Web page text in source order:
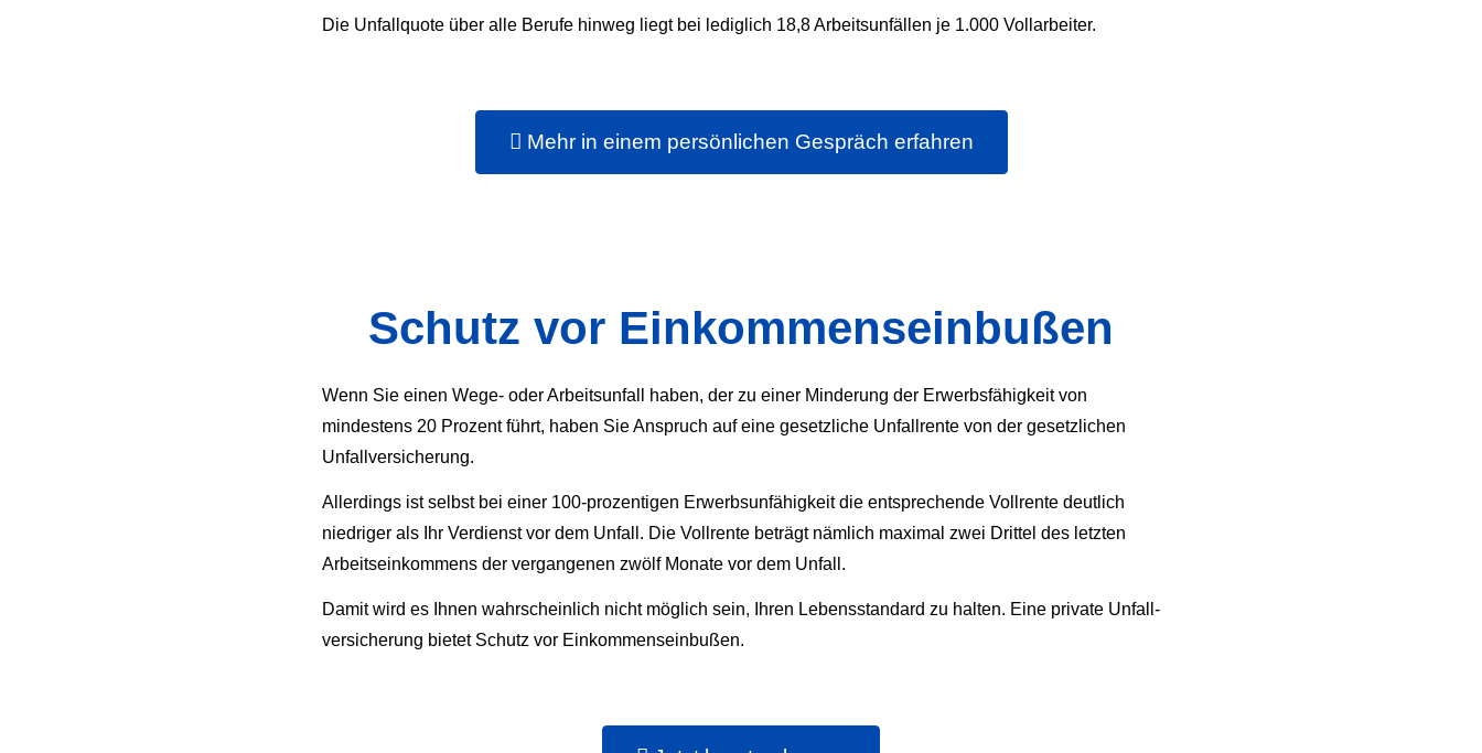
Die Unfallquote über alle Berufe hinweg liegt bei lediglich 18,8 Arbeitsunfällen je 1.000 Vollarbeiter.
Mehr in einem persönlichen Gespräch erfahren
Schutz vor Einkommenseinbußen
Wenn Sie einen Wege- oder Arbeitsunfall haben, der zu einer Minderung der Erwerbsfähigkeit von
mindestens 20 Prozent führt, haben Sie Anspruch auf eine gesetzliche Unfallrente von der gesetzlichen
Unfall­ver­si­che­rung.
Allerdings ist selbst bei einer 100-prozentigen Erwerbsunfähigkeit die entsprechende Vollrente deutlich
niedriger als Ihr Verdienst vor dem Unfall. Die Vollrente beträgt nämlich maximal zwei Drittel des letzten
Arbeitseinkommens der vergangenen zwölf Monate vor dem Unfall.
Damit wird es Ihnen wahrscheinlich nicht möglich sein, Ihren Lebensstandard zu halten. Eine private Unfall­
ver­si­che­rung bietet Schutz vor Einkommenseinbußen.